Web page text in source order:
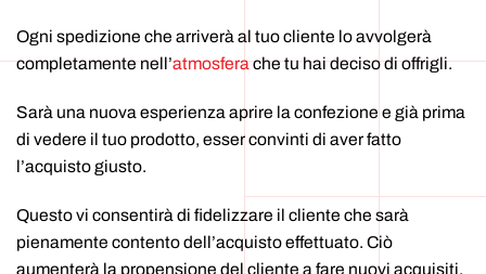
Ogni spedizione che arriverà al tuo cliente lo avvolgerà
completamente nell’atmosferache tu hai deciso di offrigli.
Sarà una nuova esperienza aprire la confezione e già prima
di vedere il tuo prodotto, esser convinti di aver fatto
l’acquisto giusto.
Questo vi consentirà di fidelizzare il cliente che sarà
pienamente contento dell’acquisto effettuato. Ciò
aumenterà la propensione del cliente a fare nuovi acquisiti.